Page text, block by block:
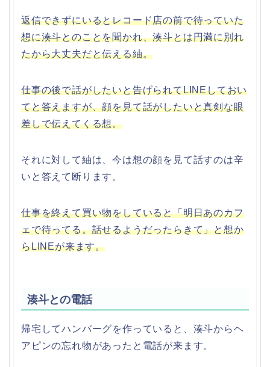
返信できずにいるとレコード店の前で待っていた
想に湊斗とのことを聞かれ、湊斗とは円満に別れ
たから大丈夫だと伝える紬。
仕事の後で話がしたいと告げられてLINEしておい
てと答えますが、顔を見て話がしたいと真剣な眼
差しで伝えてくる想。
それに対して紬は、今は想の顔を見て話すのは辛
いと答えて断ります。
仕事を終えて買い物をしていると「明日あのカフ
ェで待ってる。話せるようだったらきて」と想か
らLINEが来ます。
湊斗との電話
帰宅してハンバーグを作っていると、湊斗からヘ
アピンの忘れ物があったと電話が来ます。